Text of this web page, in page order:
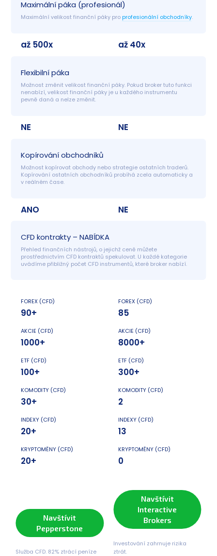
Maximální páka (profesionál)
Maximální velikost finanční páky pro profesionální obchodníky.
až 500x až 40x
Flexibilní páka
Možnost změnit velikost finanční páky. Pokud broker tuto funkci
nenabízí, velikost finanční páky je u každého instrumentu
pevně daná a nelze změnit.
NE NE
Kopírování obchodníků
Možnost kopírovat obchody nebo strategie ostatních traderů.
Kopírování ostatních obchodníků probíhá zcela automaticky a
v reálném čase.
ANO NE
CFD kontrakty – NABÍDKA
Přehled finančních nástrojů, o jejichž ceně můžete
prostřednictvím CFD kontraktů spekulovat. U každé kategorie
uvádíme přibližný počet CFD instrumentů, které broker nabízí.
FOREX (CFD)
90+
AKCIE (CFD)
1000+
ETF (CFD)
100+
KOMODITY (CFD)
30+
INDEXY (CFD)
20+
KRYPTOMĚNY (CFD)
20+
FOREX (CFD)
85
AKCIE (CFD)
8000+
ETF (CFD)
300+
KOMODITY (CFD)
2
INDEXY (CFD)
13
KRYPTOMĚNY (CFD)
0
Navštívit
Pepperstone
Služba CFD. 82% ztrácí peníze
Navštívit
Interactive
Brokers
Investování zahrnuje rizika
ztrát.